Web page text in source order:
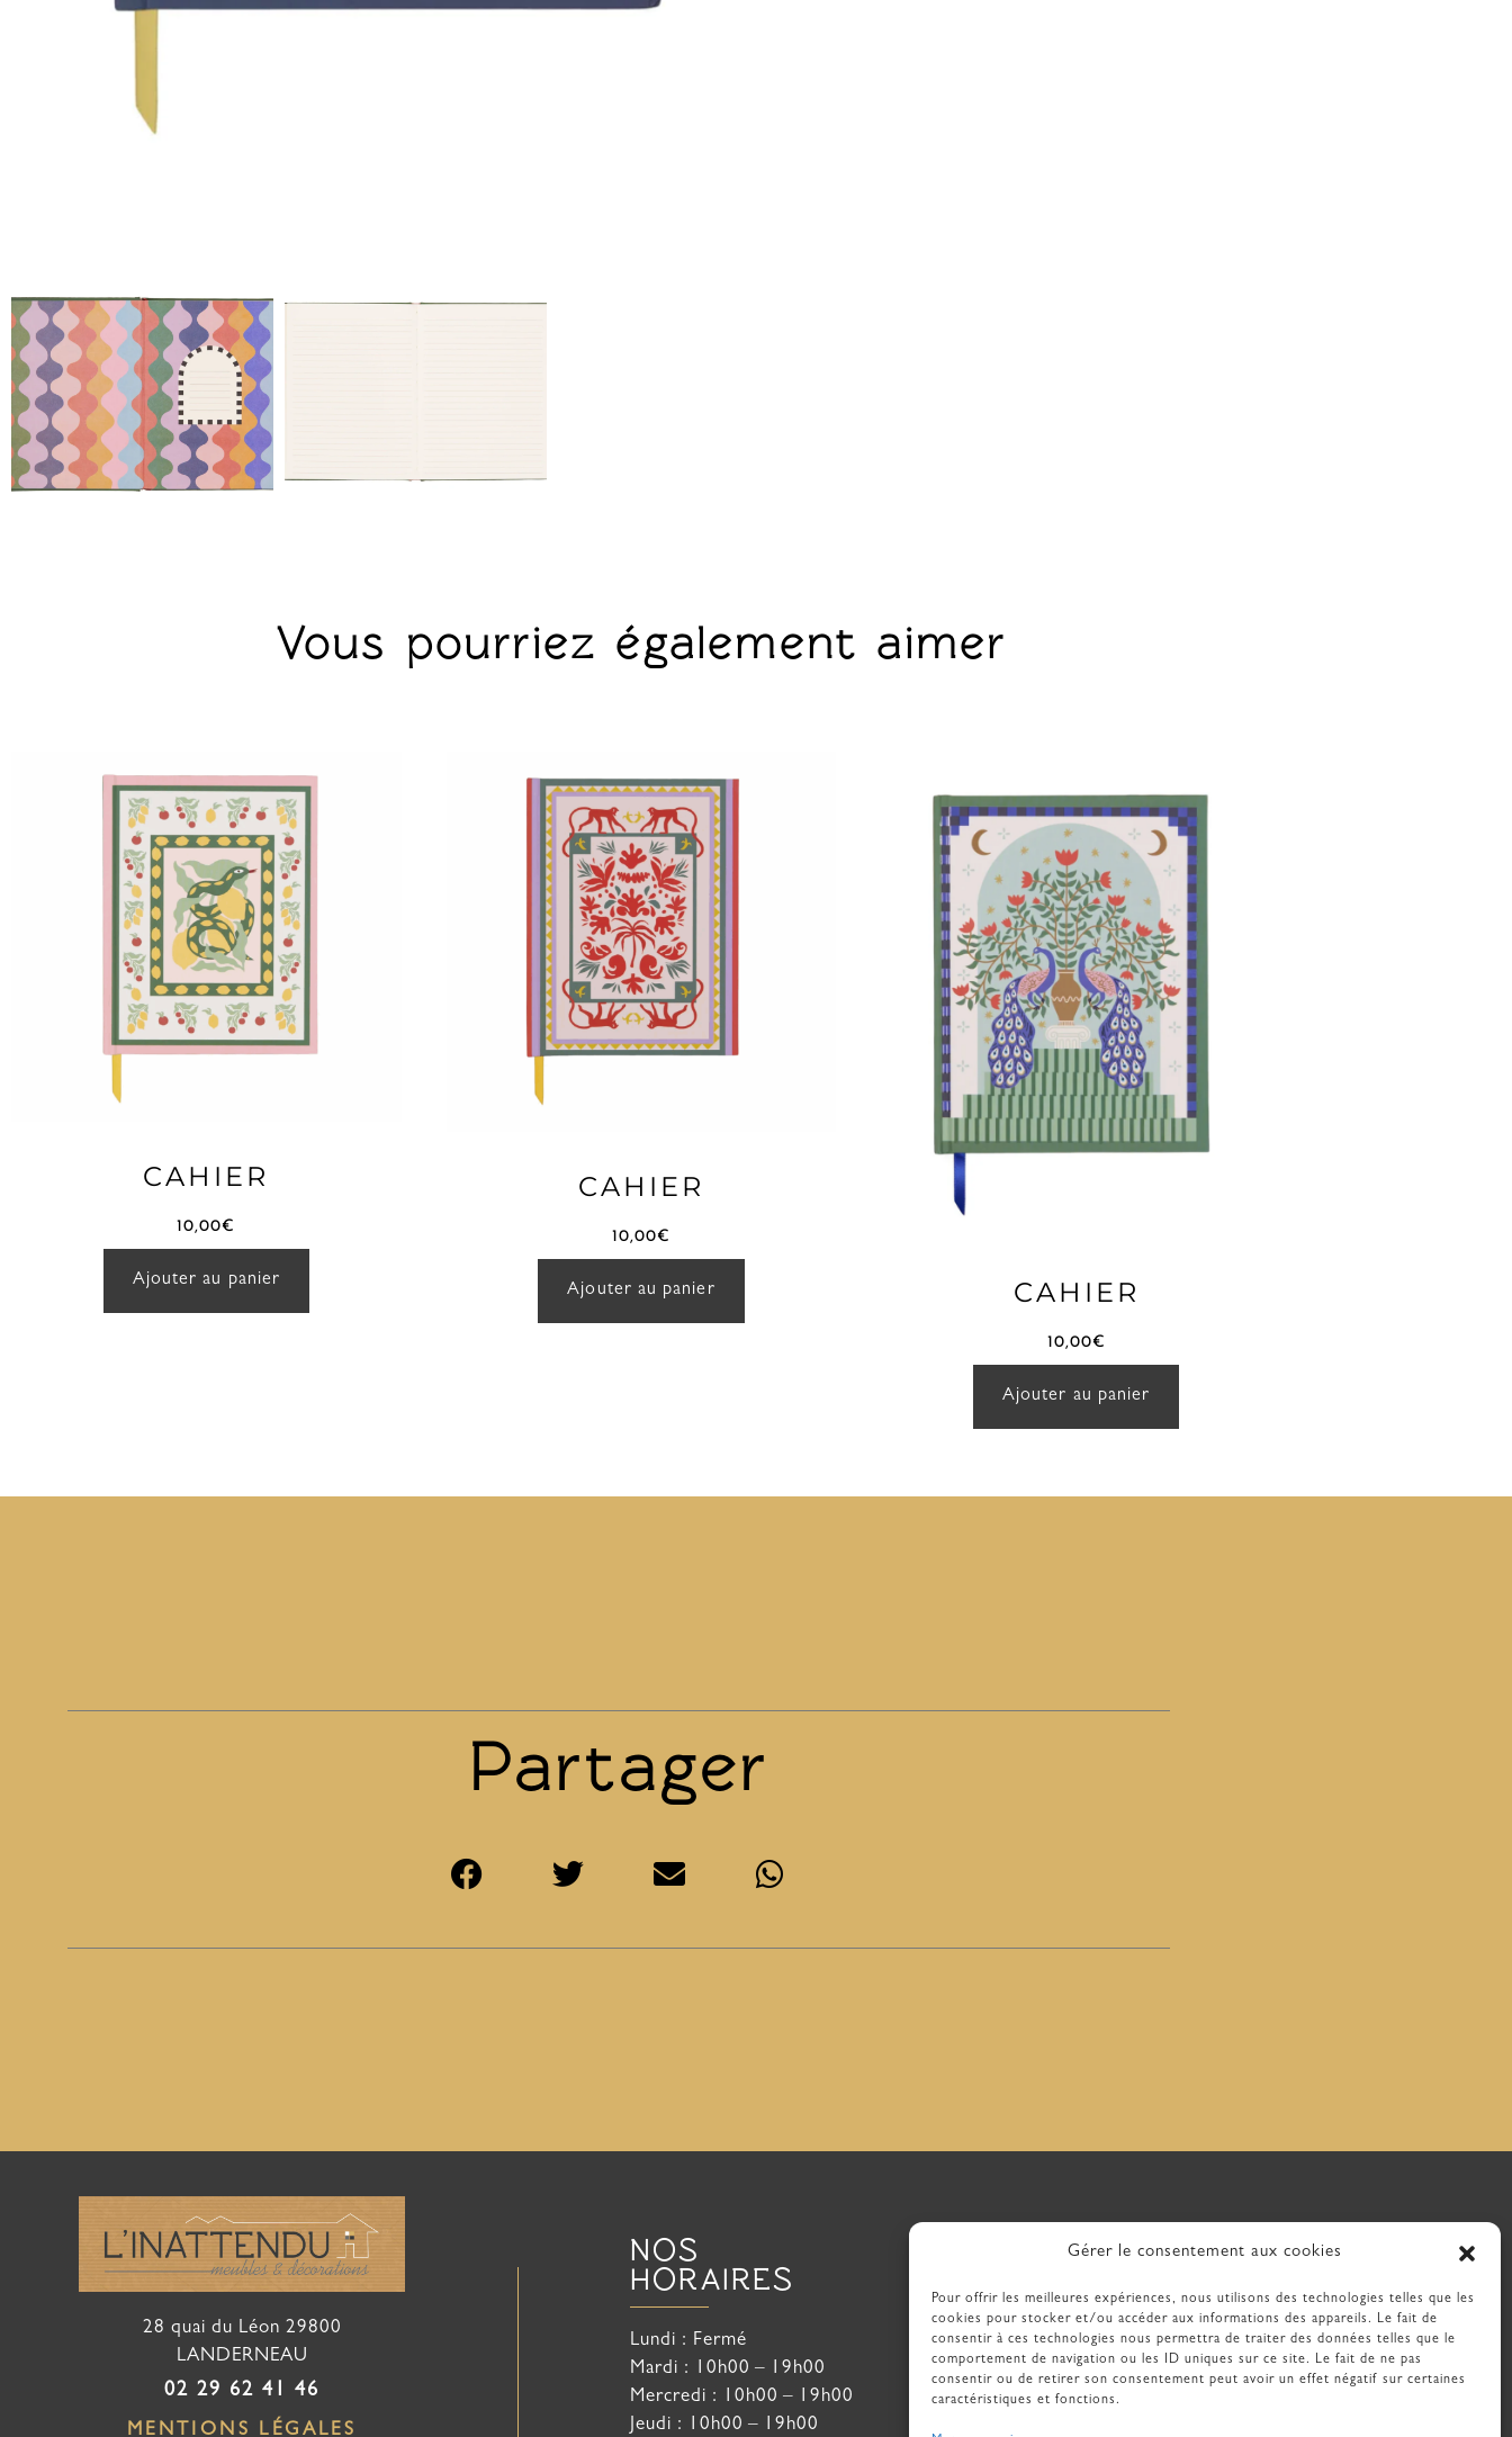
Gérer le consentement aux cookies
Pour offrir les meilleures expériences, nous utilisons des technologies telles que les
cookies pour stocker et/ou accéder aux informations des appareils. Le fait de
consentir à ces technologies nous permettra de traiter des données telles que le
comportement de navigation ou les ID uniques sur ce site. Le fait de ne pas
consentir ou de retirer son consentement peut avoir un effet négatif sur certaines
caractéristiques et fonctions.
Vous pourriez également aimer
CAHIER
10,00€
Ajouter au panier
CAHIER
10,00€
Ajouter au panier CAHIER
10,00€
Ajouter au panier
Partager
28 quai du Léon 29800
LANDERNEAU
02 29 62 41 46
MENTIONS LÉGALES
NOS
HORAIRES
Lundi
Fermé
Mardi
10h00 – 19h00
Mercredi
10h00 – 19h00
Jeudi
10h00 – 19h00
Mon panier
Mon compte
Livraison et procédure de